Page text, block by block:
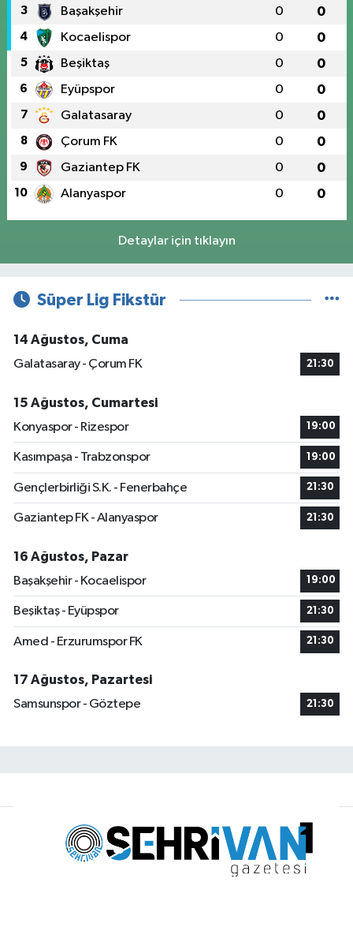
3 Başakşehir 0 0
4 Kocaelispor 0 0
5 Beşiktaş 0 0
6 Eyüpspor 0 0
7 Galatasaray 0 0
8 Çorum FK 0 0
9 Gaziantep FK 0 0
10 Alanyaspor 0 0
Detaylar için tıklayın
Süper Lig Fikstür
14 Ağustos, Cuma
Galatasaray - Çorum FK
21:30
15 Ağustos, Cumartesi
Konyaspor - Rizespor
19:00
Kasımpaşa - Trabzonspor 19:00
Gençlerbirliği S.K. - Fenerbahçe 21:30
Gaziantep FK - Alanyaspor 21:30
16 Ağustos, Pazar
Başakşehir - Kocaelispor
19:00
Beşiktaş - Eyüpspor 21:30
Amed - Erzurumspor FK 21:30
17 Ağustos, Pazartesi
Samsunspor - Göztepe
21:30